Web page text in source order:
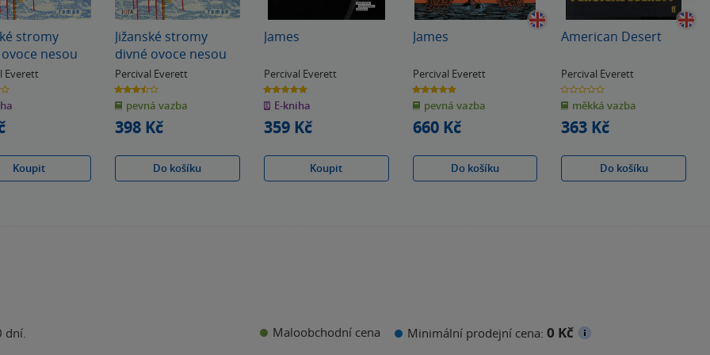
stromy
nesou
Everett
Koupit
Jižanské stromy
divné ovoce nesou
Percival Everett
3.5
z
5
hvězdiček
pevná vazba
398 Kč
Do košíku
James
Percival Everett
5.0
z
5
hvězdiček
E-kniha
359 Kč
Koupit
James
Percival Everett
5.0
z
5
hvězdiček
pevná vazba
660 Kč
Do košíku
American Desert
Percival Everett
0.0
z
5
hvězdiček
měkká vazba
363 Kč
Do košíku
dní. Maloobchodní cena Minimální prodejní cena: 0 Kč